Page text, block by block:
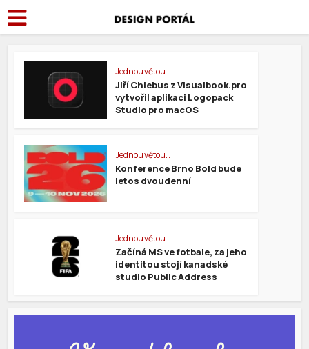
Jednou větou…
Jiří Chlebus z Visualbook.pro
vytvořil aplikaci Logopack
Studio pro macOS
Jednou větou…
Konference Brno Bold bude
letos dvoudenní
Jednou větou…
Začíná MS ve fotbale, za jeho
identitou stojí kanadské
studio Public Address